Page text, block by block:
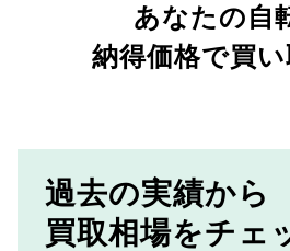
あなたの自
納得価格で買
過去の実績から
買取相場をチェ